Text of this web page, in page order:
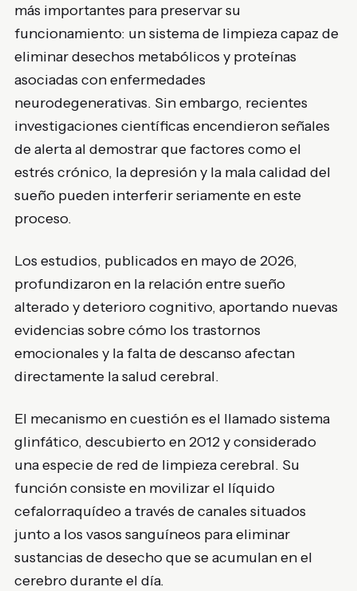
más importantes para preservar su
funcionamiento: un sistema de limpieza capaz de
eliminar desechos metabólicos y proteínas
asociadas con enfermedades
neurodegenerativas. Sin embargo, recientes
investigaciones científicas encendieron señales
de alerta al demostrar que factores como el
estrés crónico, la depresión y la mala calidad del
sueño pueden interferir seriamente en este
proceso.
Los estudios, publicados en mayo de 2026,
profundizaron en la relación entre sueño
alterado y deterioro cognitivo, aportando nuevas
evidencias sobre cómo los trastornos
emocionales y la falta de descanso afectan
directamente la salud cerebral.
El mecanismo en cuestión es el llamado sistema
glinfático, descubierto en 2012 y considerado
una especie de red de limpieza cerebral. Su
función consiste en movilizar el líquido
cefalorraquídeo a través de canales situados
junto a los vasos sanguíneos para eliminar
sustancias de desecho que se acumulan en el
cerebro durante el día.